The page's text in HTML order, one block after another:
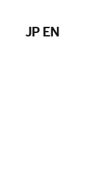
JP EN